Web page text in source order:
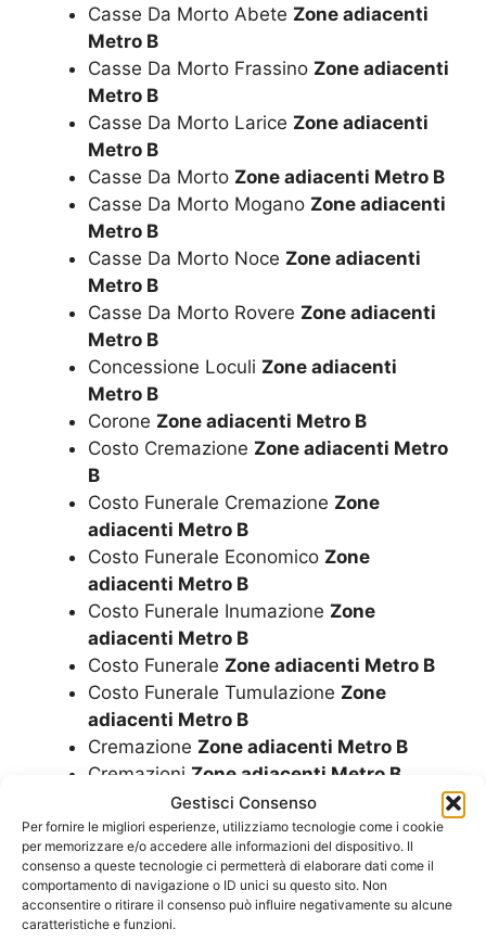
Gestisci Consenso
Per fornire le migliori esperienze, utilizziamo tecnologie come i cookie
per memorizzare e/o accedere alle informazioni del dispositivo. Il
consenso a queste tecnologie ci permetterà di elaborare dati come il
comportamento di navigazione o ID unici su questo sito. Non
acconsentire o ritirare il consenso può influire negativamente su alcune
caratteristiche e funzioni.
Casse Da Morto Abete Zone adiacenti
Metro B
Casse Da Morto Frassino Zone adiacenti
Metro B
Casse Da Morto Larice Zone adiacenti
Metro B
Casse Da Morto Zone adiacenti Metro B
Casse Da Morto Mogano Zone adiacenti
Metro B
Casse Da Morto Noce Zone adiacenti
Metro B
Casse Da Morto Rovere Zone adiacenti
Metro B
Concessione Loculi Zone adiacenti
Metro B
Corone Zone adiacenti Metro B
Costo Cremazione Zone adiacenti Metro
B
Costo Funerale Cremazione Zone
adiacenti Metro B
Costo Funerale Economico Zone
adiacenti Metro B
Costo Funerale Inumazione Zone
adiacenti Metro B
Costo Funerale Zone adiacenti Metro B
Costo Funerale Tumulazione Zone
adiacenti Metro B
Cremazione Zone adiacenti Metro B
Cremazioni Zone adiacenti Metro B
CusciniZone adiacenti Metro B
Diamantificazione Delle CeneriZone
adiacenti Metro B
Disbrigo Pratiche FunerarieZone